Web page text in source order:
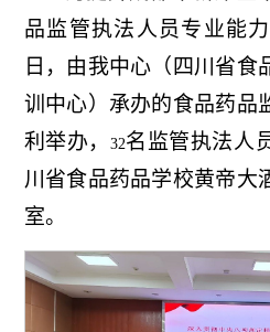
品监管执法人员专业能
日，由我中心（四川省食
训中心）承办的食品药品
利举办，
32名监管执法人
川省食品药品学校黄帝大
室。